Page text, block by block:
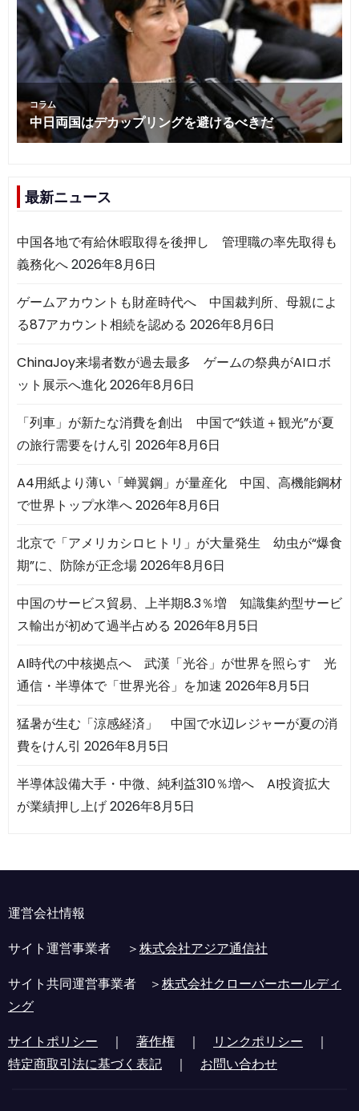
最新ニュース
中国各地で有給休暇取得を後押し 管理職の率先取得も
義務化へ2026年8月6日
ゲームアカウントも財産時代へ 中国裁判所、母親によ
る87アカウント相続を認める 2026年8月6日
ChinaJoy来場者数が過去最多 ゲームの祭典がAIロボ
ット展示へ進化2026年8月6日
「列車」が新たな消費を創出 中国で“鉄道＋観光”が夏
の旅行需要をけん引 2026年8月6日
A4用紙より薄い「蝉翼鋼」が量産化 中国、高機能鋼材
で世界トップ水準へ2026年8月6日
北京で「アメリカシロヒトリ」が大量発生 幼虫が“爆食
期”に、防除が正念場2026年8月6日
中国のサービス貿易、上半期8.3％増 知識集約型サービ
ス輸出が初めて過半占める 2026年8月5日
AI時代の中核拠点へ 武漢「光谷」が世界を照らす 光
通信・半導体で「世界光谷」を加速 2026年8月5日
猛暑が生む「涼感経済」 中国で水辺レジャーが夏の消
費をけん引 2026年8月5日
半導体設備大手・中微、純利益310％増へ AI投資拡大
が業績押し上げ2026年8月5日
運営会社情報
サイト運営事業者 ＞株式会社アジア通信社
サイト共同運営事業者 ＞株式会社クローバーホールディ
ング
サイトポリシー ｜ 著作権 ｜ リンクポリシー ｜
特定商取引法に基づく表記 ｜ お問い合わせ